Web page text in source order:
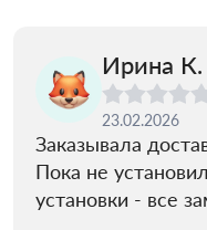
Ирина К.
23.02.2026
Заказывала
Пока не
установки - все